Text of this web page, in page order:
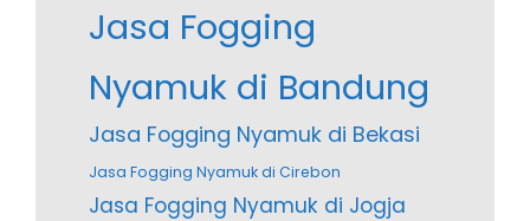
Jasa Fogging
Nyamuk di Bandung
Jasa Fogging Nyamuk di Bekasi
Jasa Fogging Nyamuk di Cirebon
Jasa Fogging Nyamuk di Jogja